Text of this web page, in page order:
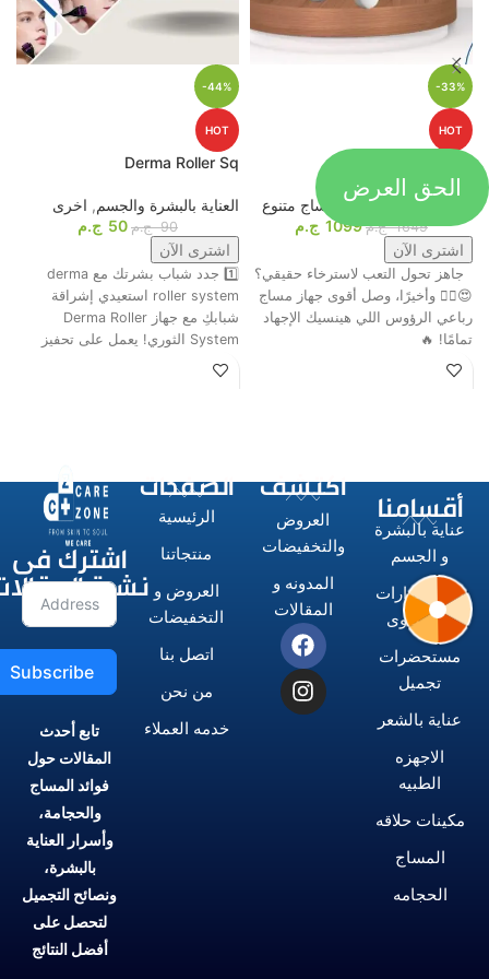
-33%
HOT
أجهزة المساج اجهزة مساج متنوع
1649 ج.م 1099 ج.م
اشترى الآن
جاهز تحول التعب لاسترخاء حقيقي؟
😍💆‍♂️ وأخيرًا، وصل أقوى جهاز مساج
رباعي الرؤوس اللي هينسيك الإجهاد
تمامًا! 🔥
-44%
HOT
Derma Roller Sq
العناية بالبشرة والجسم, اخرى
90 ج.م 50 ج.م
اشترى الآن
1️⃣ جدد شباب بشرتك مع derma
roller system استعيدي إشراقة
شبابكِ مع جهاز Derma Roller
System الثوري! يعمل على تحفيز
أقسامنا
عناية بالبشرة
و الجسم
الاستشوارات
و المكاوى
مستحضرات
تجميل
عناية بالشعر
الاجهزه
الطبيه
مكينات حلاقه
المساج
الحجامه
اكتشف
العروض
والتخفيضات
المدونه و
المقالات
الصفحات
الرئيسية
منتجاتنا
العروض و
التخفيضات
اتصل بنا
من نحن
خدمه العملاء
الحق العرض
اشترك فى
نشرة
Subscribe
تابع أحدث
المقالات حول
فوائد المساج
والحجامة،
وأسرار العناية
بالبشرة،
ونصائح التجميل
لتحصل على
أفضل النتائج